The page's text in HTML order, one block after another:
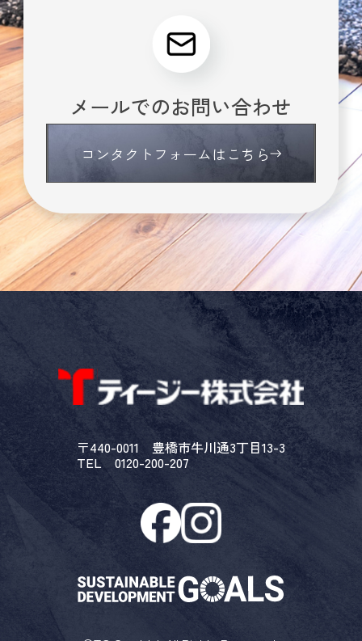
メールでのお問い合わせ
コンタクトフォームはこちら
〒440-0011 豊橋市牛川通3丁目13-3
TEL 0120-200-207